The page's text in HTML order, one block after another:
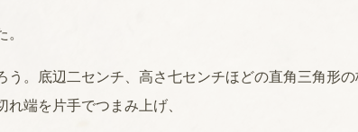
。底辺二センチ、高さ七センチほどの直角三角形
端を片手でつまみ上げ、